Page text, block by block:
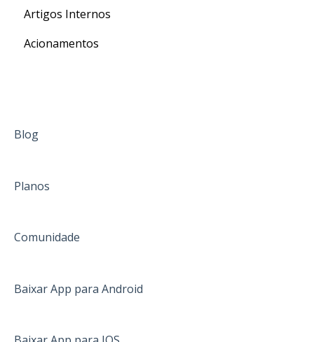
Passaporte
Passagens aéreas
Pagamento
Canadá
Para o seu Intercâmbio
Artigos Internos
Acionamentos
Blog
Planos
Comunidade
Baixar App para Android